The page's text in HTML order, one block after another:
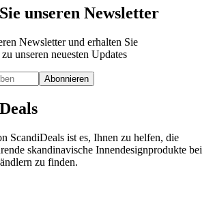
unseren Newsletter
Newsletter und erhalten Sie
unseren neuesten Updates
Abonnieren
ScandiDeals ist es, Ihnen zu helfen, die
skandinavische Innendesignprodukte bei
zu finden.